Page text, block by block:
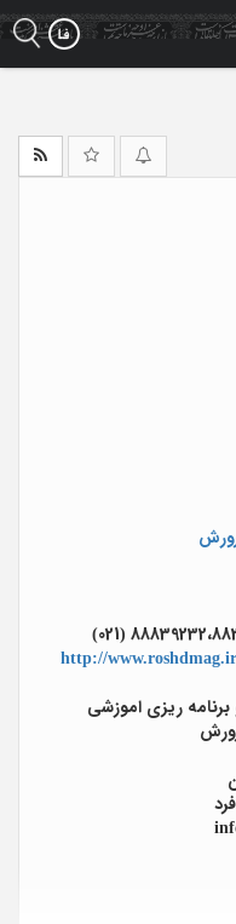
(021)
http://
ریزی اموزشی